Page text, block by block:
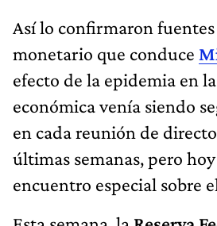
Así lo confirmaron
monetario que conduce
efecto de la epidemia en
económica venía siendo
en cada reunión de
últimas semanas, pero
encuentro especial sobre